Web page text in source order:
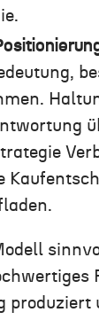
produziert